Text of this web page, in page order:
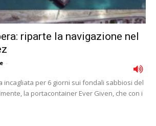
riparte la navigazione nel
-
incagliata per 6 giorni sui fondali sabbiosi del
la portacontainer Ever Given, che con i